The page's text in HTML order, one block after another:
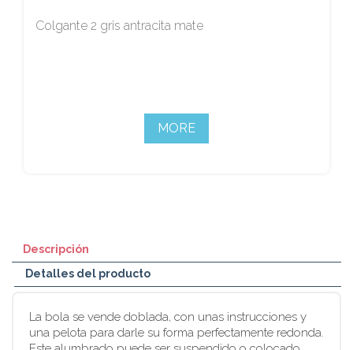
Colgante 2 gris antracita mate
MORE
Descripción
Detalles del producto
La bola se vende doblada, con unas instrucciones y
una pelota para darle su forma perfectamente redonda.